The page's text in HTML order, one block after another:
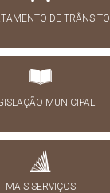
DE TRÂNSITO
MUNICIPAL
MAIS SERVIÇOS